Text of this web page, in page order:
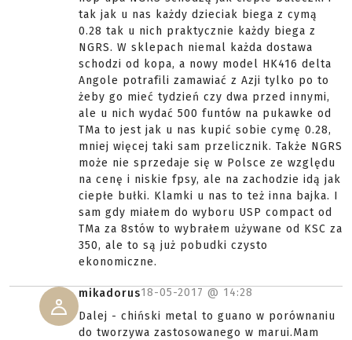
tak jak u nas każdy dzieciak biega z cymą
0.28 tak u nich praktycznie każdy biega z
NGRS. W sklepach niemal każda dostawa
schodzi od kopa, a nowy model HK416 delta
Angole potrafili zamawiać z Azji tylko po to
żeby go mieć tydzień czy dwa przed innymi,
ale u nich wydać 500 funtów na pukawke od
TMa to jest jak u nas kupić sobie cymę 0.28,
mniej więcej taki sam przelicznik. Także NGRS
może nie sprzedaje się w Polsce ze względu
na cenę i niskie fpsy, ale na zachodzie idą jak
ciepłe bułki. Klamki u nas to też inna bajka. I
sam gdy miałem do wyboru USP compact od
TMa za 8stów to wybrałem używane od KSC za
350, ale to są już pobudki czysto
ekonomiczne.
mikadorus18-05-2017 @ 14:28
Dalej - chiński metal to guano w porównaniu
do tworzywa zastosowanego w marui.Mam